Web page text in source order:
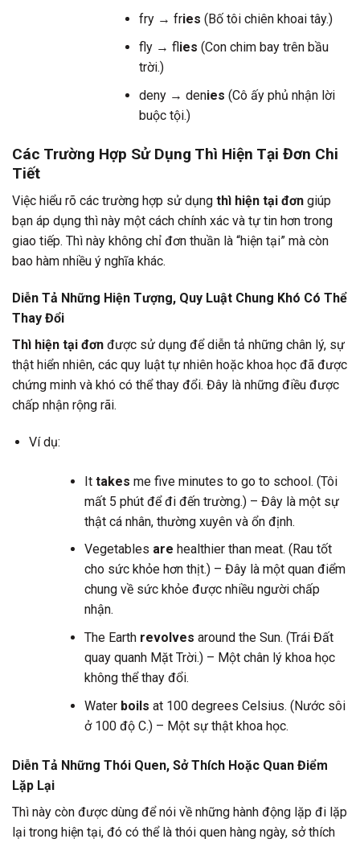
fry → fries (Bố tôi chiên khoai tây.)
fly → flies (Con chim bay trên bầu
trời.)
deny → denies (Cô ấy phủ nhận lời
buộc tội.)
Các Trường Hợp Sử Dụng Thì Hiện Tại Đơn Chi
Tiết
Việc hiểu rõ các trường hợp sử dụng thì hiện tại đơn giúp
bạn áp dụng thì này một cách chính xác và tự tin hơn trong
giao tiếp. Thì này không chỉ đơn thuần là “hiện tại” mà còn
bao hàm nhiều ý nghĩa khác.
Diễn Tả Những Hiện Tượng, Quy Luật Chung Khó Có Thể
Thay Đổi
Thì hiện tại đơn được sử dụng để diễn tả những chân lý, sự
thật hiển nhiên, các quy luật tự nhiên hoặc khoa học đã được
chứng minh và khó có thể thay đổi. Đây là những điều được
chấp nhận rộng rãi.
Ví dụ:
It takes me five minutes to go to school. (Tôi
mất 5 phút để đi đến trường.) – Đây là một sự
thật cá nhân, thường xuyên và ổn định.
Vegetables are healthier than meat. (Rau tốt
cho sức khỏe hơn thịt.) – Đây là một quan điểm
chung về sức khỏe được nhiều người chấp
nhận.
The Earth revolves around the Sun. (Trái Đất
quay quanh Mặt Trời.) – Một chân lý khoa học
không thể thay đổi.
Water boils at 100 degrees Celsius. (Nước sôi
ở 100 độ C.) – Một sự thật khoa học.
Diễn Tả Những Thói Quen, Sở Thích Hoặc Quan Điểm
Lặp Lại
Thì này còn được dùng để nói về những hành động lặp đi lặp
lại trong hiện tại, đó có thể là thói quen hàng ngày, sở thích